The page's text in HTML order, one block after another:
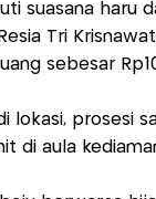
suasana haru
Tri
sebesar
lokasi, prosesi
di aula